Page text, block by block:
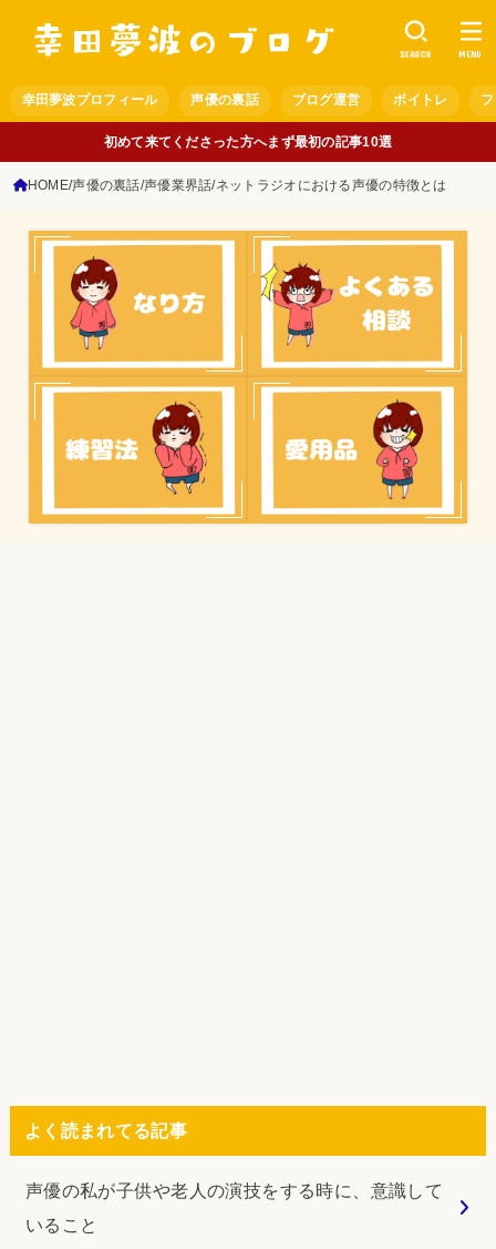
幸田夢波プロフィール 声優の裏話 ブログ運営 ボイトレ
SEARCH MENU
初めて来てくださった方へまず最初の記事10選
HOME 声優の裏話 声優業界話 ネットラジオにおける声優の特徴とは
よく読まれてる記事
声優の私が子供や老人の演技をする時に、意識して
いること